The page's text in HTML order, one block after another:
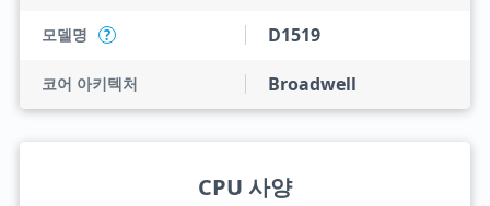
모델명 ? D1519
코어 아키텍처 Broadwell
CPU 사양